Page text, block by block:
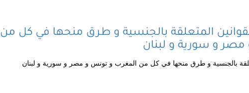
المتعلقة بالجنسية و طرق منحها في كل من
و سورية و لبنان
بالجنسية و طرق منحها في كل من المغرب و تونس و مصر و سورية و لبنان